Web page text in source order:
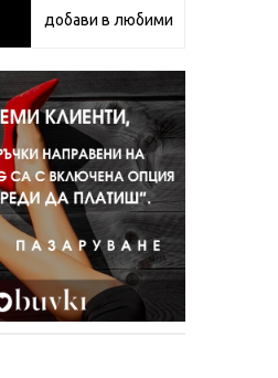
добави в любими